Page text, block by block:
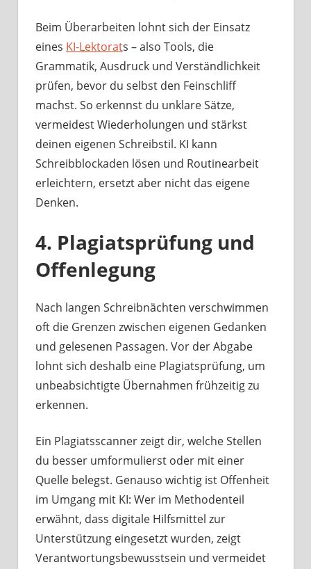
Beim Überarbeiten lohnt sich der Einsatz
eines KI-Lektorats – also Tools, die
Grammatik, Ausdruck und Verständlichkeit
prüfen, bevor du selbst den Feinschliff
machst. So erkennst du unklare Sätze,
vermeidest Wiederholungen und stärkst
deinen eigenen Schreibstil. KI kann
Schreibblockaden lösen und Routinearbeit
erleichtern, ersetzt aber nicht das eigene
Denken.
4. Plagiatsprüfung und
Offenlegung
Nach langen Schreibnächten verschwimmen
oft die Grenzen zwischen eigenen Gedanken
und gelesenen Passagen. Vor der Abgabe
lohnt sich deshalb eine Plagiatsprüfung, um
unbeabsichtigte Übernahmen frühzeitig zu
erkennen.
Ein Plagiatsscanner zeigt dir, welche Stellen
du besser umformulierst oder mit einer
Quelle belegst. Genauso wichtig ist Offenheit
im Umgang mit KI: Wer im Methodenteil
erwähnt, dass digitale Hilfsmittel zur
Unterstützung eingesetzt wurden, zeigt
Verantwortungsbewusstsein und vermeidet